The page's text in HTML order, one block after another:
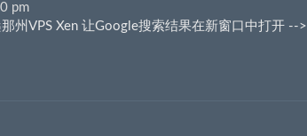
pm
州VPS Xen 让Google搜索结果在新窗口中打开 -->